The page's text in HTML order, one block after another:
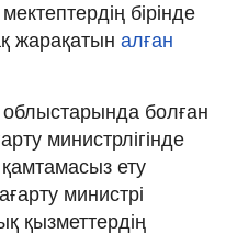
бірінде
жарақатын алған
болған
министрлігінде
қамтамасыз ету
министрі
қызметтердің